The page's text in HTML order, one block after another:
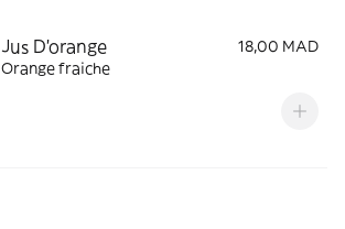
Jus D'orange
18,00 MAD
Orange fraiche